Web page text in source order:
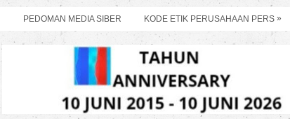
PEDOMAN MEDIA SIBER KODE ETIK PERUSAHAAN PERS »